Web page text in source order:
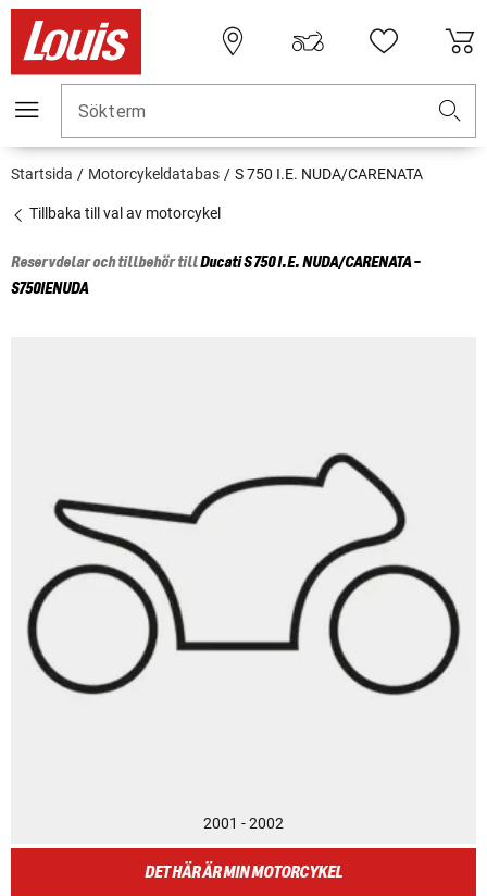
Sökterm
Startsida Motorcykeldatabas S 750 I.E. NUDA/CARENATA
Tillbaka till val av motorcykel
Reservdelar och tillbehör tillDucatiS 750 I.E. NUDA/CARENATA -
S750IENUDA
2001 - 2002
DET HÄR ÄR MIN MOTORCYKEL